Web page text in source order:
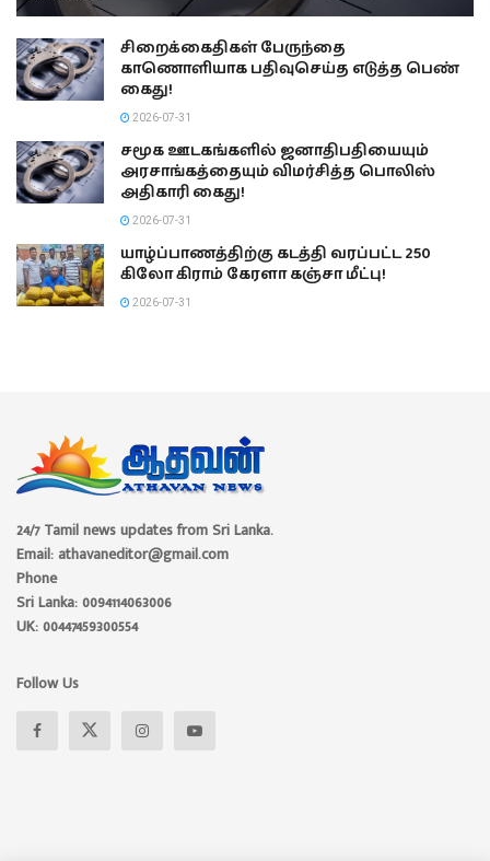
சிறைக்கைதிகள் பேருந்தை
காணொளியாக பதிவுசெய்த எடுத்த பெண்
கைது!
2026-07-31
சமூக ஊடகங்களில் ஜனாதிபதியையும்
அரசாங்கத்தையும் விமர்சித்த பொலிஸ்
அதிகாரி கைது!
2026-07-31
யாழ்ப்பாணத்திற்கு கடத்தி வரப்பட்ட 250
கிலோ கிராம் கேரளா கஞ்சா மீட்பு!
2026-07-31
24/7 Tamil news updates from Sri Lanka.
Email: athavaneditor@gmail.com
Phone
Sri Lanka: 0094114063006
UK: 00447459300554
Follow Us